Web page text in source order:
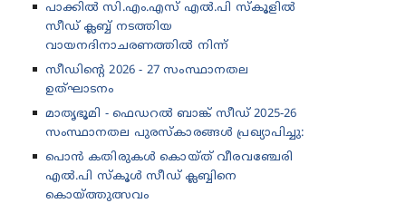
പാക്കിൽ സി.എം.എസ് എൽ.പി സ്കൂളിൽ
സീഡ് ക്ലബ്ബ് നടത്തിയ
വായനദിനാചരണത്തിൽ നിന്ന്
സീഡിന്റെ 2026 - 27 സംസ്ഥാനതല
ഉത്‌ഘാടനം
മാതൃഭൂമി - ഫെഡറൽ ബാങ്ക് സീഡ് 2025-26
സംസ്ഥാനതല പുരസ്കാരങ്ങൾ പ്രഖ്യാപിച്ചു:
പൊൻ കതിരുകൾ കൊയ്ത് വീരവഞ്ചേരി
എൽ.പി സ്കൂൾ സീഡ് ക്ലബ്ബിനെ
കൊയ്ത്തുത്സവം